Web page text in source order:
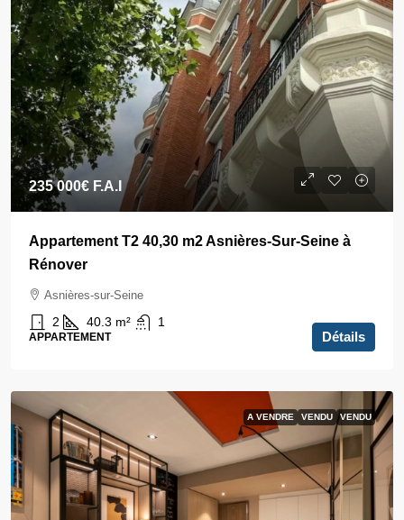
235 000€ F.A.I
Appartement T2 40,30 m2 Asnières-Sur-Seine à
Rénover
Asnières-sur-Seine
2 40.3 m² 1
APPARTEMENT Détails
A VENDRE VENDU VENDU